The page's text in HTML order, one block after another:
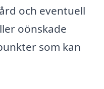
och eventuell
oönskade
som kan